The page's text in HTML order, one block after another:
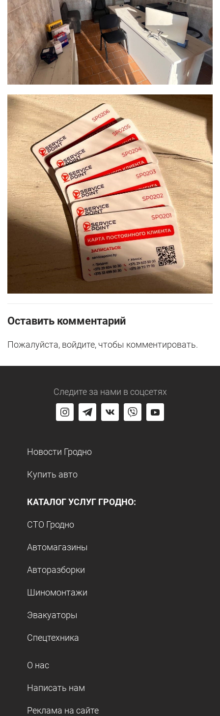
Оставить комментарий
Пожалуйста, войдите, чтобы комментировать.
Следите за нами в соцсетях
Новости Гродно
Купить авто
КАТАЛОГ УСЛУГ ГРОДНО:
СТО Гродно
Автомагазины
Авторазборки
Шиномонтажи
Эвакуаторы
Спецтехника
О нас
Написать нам
Реклама на сайте